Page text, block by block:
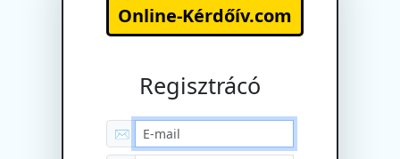
Online-Kérdőív.com
Regisztrácó
✉